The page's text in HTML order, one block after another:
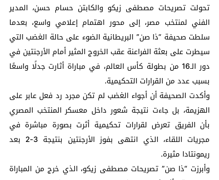
تحولت تصريحات مصطفى زيكو والكابتن حسام حسن، المدير
الفني لمنتخب مصر، إلى محور اهتمام إعلامي واسع، بعدما
سلطت صحيفة “ذا صن” البريطانية الضوء على حالة الغضب التي
سيطرت على بعثة الفراعنة عقب الخروج المثير أمام الأرجنتين في
دور الـ16 من بطولة كأس العالم، في مباراة أثارت جدلًا واسعًا
بسبب عدد من القرارات التحكيمية.
وأكدت الصحيفة أن أجواء الغضب لم تكن مجرد رد فعل عابر على
الهزيمة، بل جاءت نتيجة شعور داخل معسكر المنتخب المصري
بأن الفريق تعرض لقرارات تحكيمية أثرت بصورة مباشرة في
مجريات اللقاء، الذي انتهى بفوز الأرجنتين بنتيجة 3-2 بعد
ريمونتادا مثيرة.
وأبرزت “ذا صن” تصريحات مصطفى زيكو، الذي خرج من المباراة